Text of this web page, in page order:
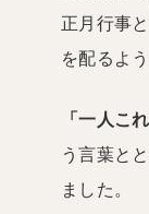
正月行事
を配るよ
「一人こ
う言葉と
ました。